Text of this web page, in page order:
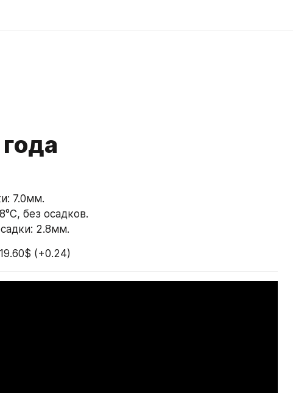
7.0мм.
без осадков.
2.8мм.
(+0.24)